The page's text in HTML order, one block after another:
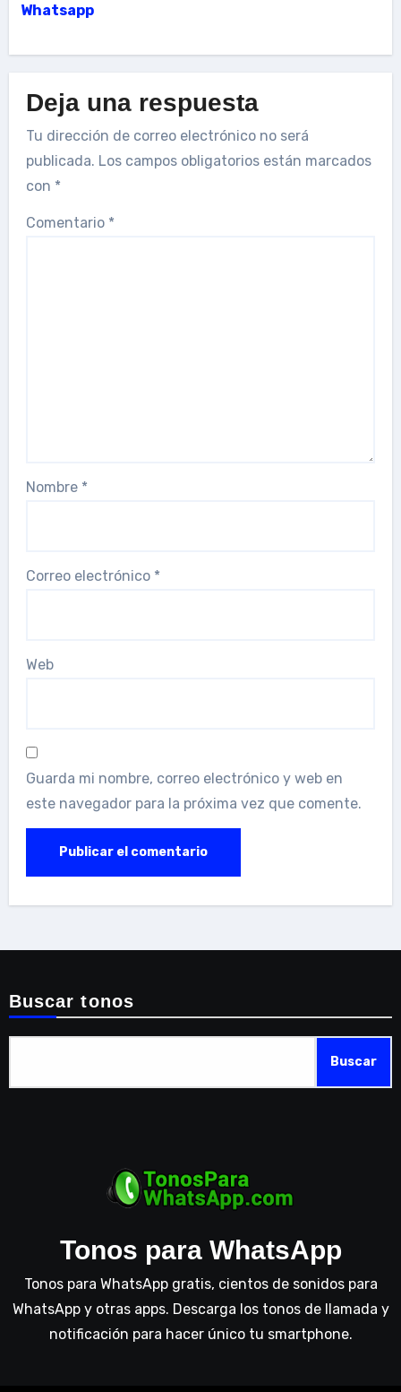
Whatsapp
Deja una respuesta
Tu dirección de correo electrónico no será
publicada. Los campos obligatorios están marcados
con *
Comentario *
Nombre *
Correo electrónico *
Web
Guarda mi nombre, correo electrónico y web en
este navegador para la próxima vez que comente.
Buscar tonos
Buscar
Tonos para WhatsApp
Tonos para WhatsApp gratis, cientos de sonidos para
WhatsApp y otras apps. Descarga los tonos de llamada y
notificación para hacer único tu smartphone.